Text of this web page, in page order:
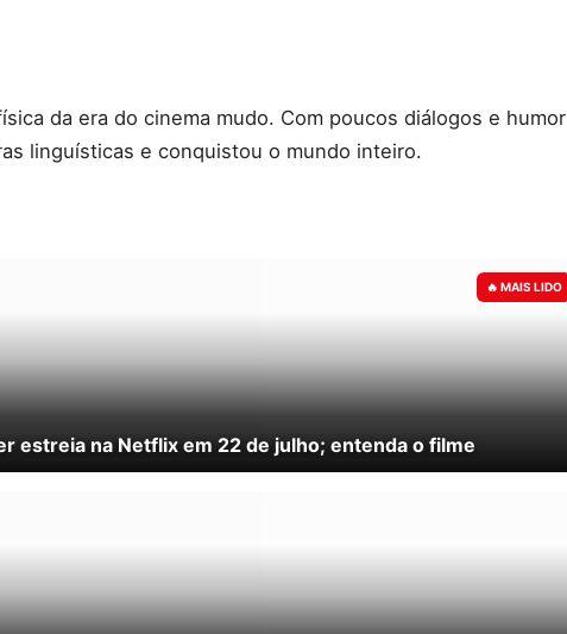
da era do cinema mudo. Com poucos diálogos e humor
linguísticas e conquistou o mundo inteiro.
estreia na Netflix em 22 de julho; entenda o filme